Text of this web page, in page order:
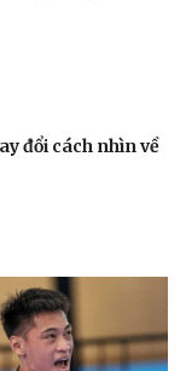
đổi cách nhìn về